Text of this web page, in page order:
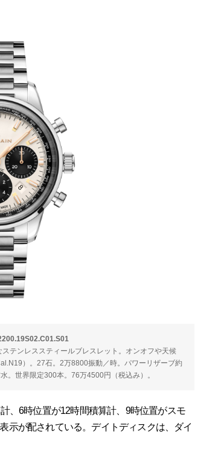
テンレススティールブレスレット。オンオフや天候
）。27石。2万8800振動／時。パワーリザーブ約
。世界限定300本。76万4500円（税込み）。
、6時位置が12時間積算計、9時位置がスモ
示が配されている。デイトディスクは、ダイ